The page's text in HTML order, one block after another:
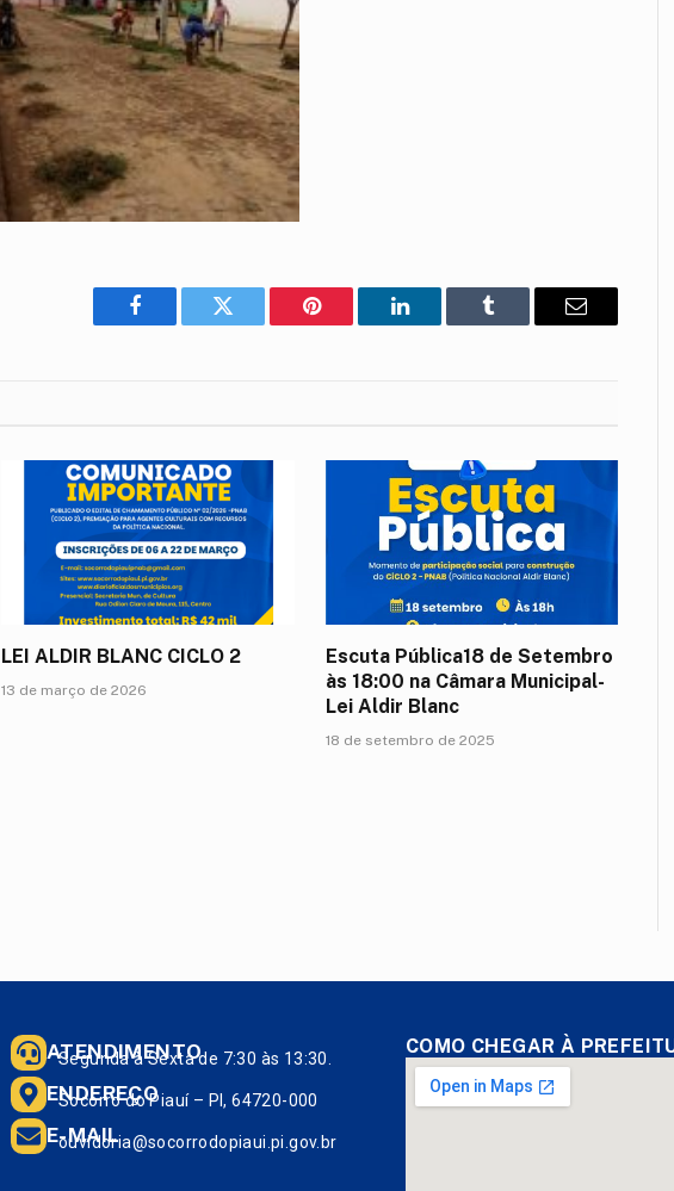
Facebook Twitter Pinterest LinkedIn Tumblr
E-
LEI ALDIR BLANC CICLO 2
13 de março de 2026
Escuta Pública18 de Setembro
às 18:00 na Câmara Municipal-
Lei Aldir Blanc
18 de setembro de 2025
ATENDIMENTO
Segunda à Sexta de 7:30 às 13:30.
ENDEREÇO
Socorro do Piauí – PI, 64720-000
E-MAIL
ouvidoria@socorrodopiaui.pi.gov.br
COMO CHEGAR À